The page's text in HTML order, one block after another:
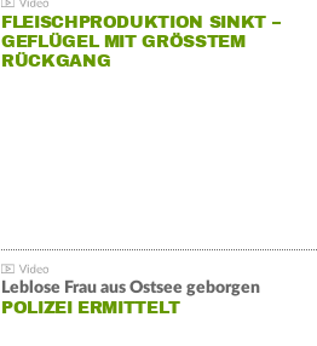
FLEISCHPRODUKTION SINKT –
GEFLÜGEL MIT GRÖSSTEM R
ÜCKGANG
Leblose Frau aus Ostsee geborgen
POLIZEI ERMITTELT